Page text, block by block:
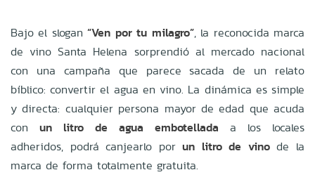
Bajo el slogan“Ven por tu milagro”, la reconocida marca
de vino Santa Helena sorprendió al mercado nacional
con una campaña que parece sacada de un relato
bíblico: convertir el agua en vino. La dinámica es simple
y directa: cualquier persona mayor de edad que acuda
con un litro de agua embotellada a los locales
adheridos, podrá canjearlo porun litro de vinode la
marca de forma totalmente gratuita.